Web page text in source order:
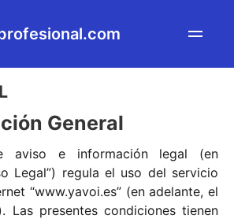
General
aviso e información legal (en
Legal”) regula el uso del servicio
“www.yavoi.es” (en adelante, el
Las presentes condiciones tienen